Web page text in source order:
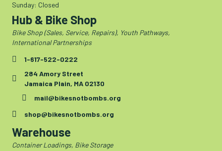
Sunday: Closed
Hub & Bike Shop
Bike Shop (Sales, Service, Repairs), Youth Pathways,
International Partnerships
1-617-522-0222
284 Amory Street
Jamaica Plain, MA 02130
mail@bikesnotbombs.org
shop@bikesnotbombs.org
Warehouse
Container Loadings, Bike Storage